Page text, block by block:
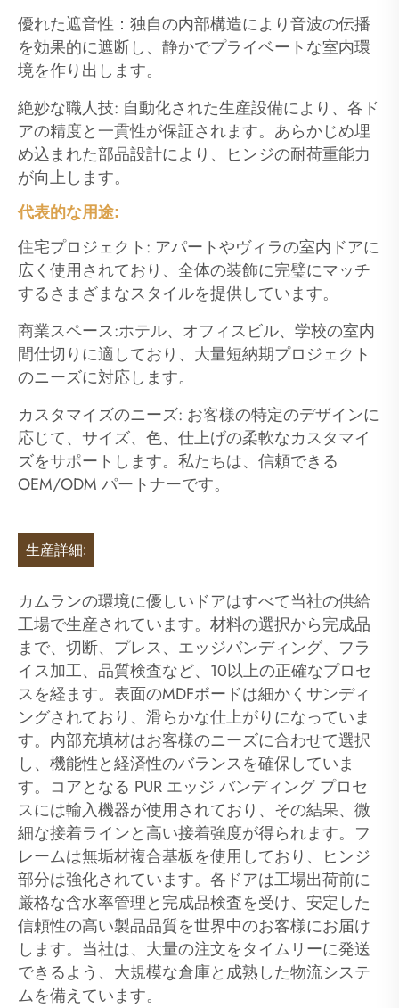
優れた遮音性：独自の内部構造により音波の伝播
を効果的に遮断し、静かでプライベートな室内環
境を作り出します。
絶妙な職人技: 自動化された生産設備により、各ド
アの精度と一貫性が保証されます。あらかじめ埋
め込まれた部品設計により、ヒンジの耐荷重能力
が向上します。
代表的な用途:
住宅プロジェクト: アパートやヴィラの室内ドアに
広く使用されており、全体の装飾に完璧にマッチ
するさまざまなスタイルを提供しています。
商業スペース:ホテル、オフィスビル、学校の室内
間仕切りに適しており、大量短納期プロジェクト
のニーズに対応します。
カスタマイズのニーズ: お客様の特定のデザインに
応じて、サイズ、色、仕上げの柔軟なカスタマイ
ズをサポートします。私たちは、信頼できる
OEM/ODM パートナーです。
生産詳細:
カムランの環境に優しいドアはすべて当社の供給
工場で生産されています。材料の選択から完成品
まで、切断、プレス、エッジバンディング、フラ
イス加工、品質検査など、10以上の正確なプロセ
スを経ます。表面のMDFボードは細かくサンディ
ングされており、滑らかな仕上がりになっていま
す。内部充填材はお客様のニーズに合わせて選択
し、機能性と経済性のバランスを確保していま
す。コアとなる PUR エッジ バンディング プロセ
スには輸入機器が使用されており、その結果、微
細な接着ラインと高い接着強度が得られます。フ
レームは無垢材複合基板を使用しており、ヒンジ
部分は強化されています。各ドアは工場出荷前に
厳格な含水率管理と完成品検査を受け、安定した
信頼性の高い製品品質を世界中のお客様にお届け
します。当社は、大量の注文をタイムリーに発送
できるよう、大規模な倉庫と成熟した物流システ
ムを備えています。